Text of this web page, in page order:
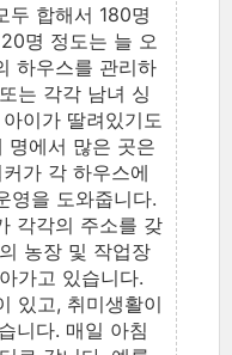
두 합해서 180명
명 정도는 늘 오
하우스를 관리하
는 각각 남녀 싱
이가 딸려있기도
명에서 많은 곳은
가 각 하우스에
영을 도와줍니다.
각각의 주소를 갖
농장 및 작업장
가고 있습니다.
있고, 취미생활이
니다. 매일 아침